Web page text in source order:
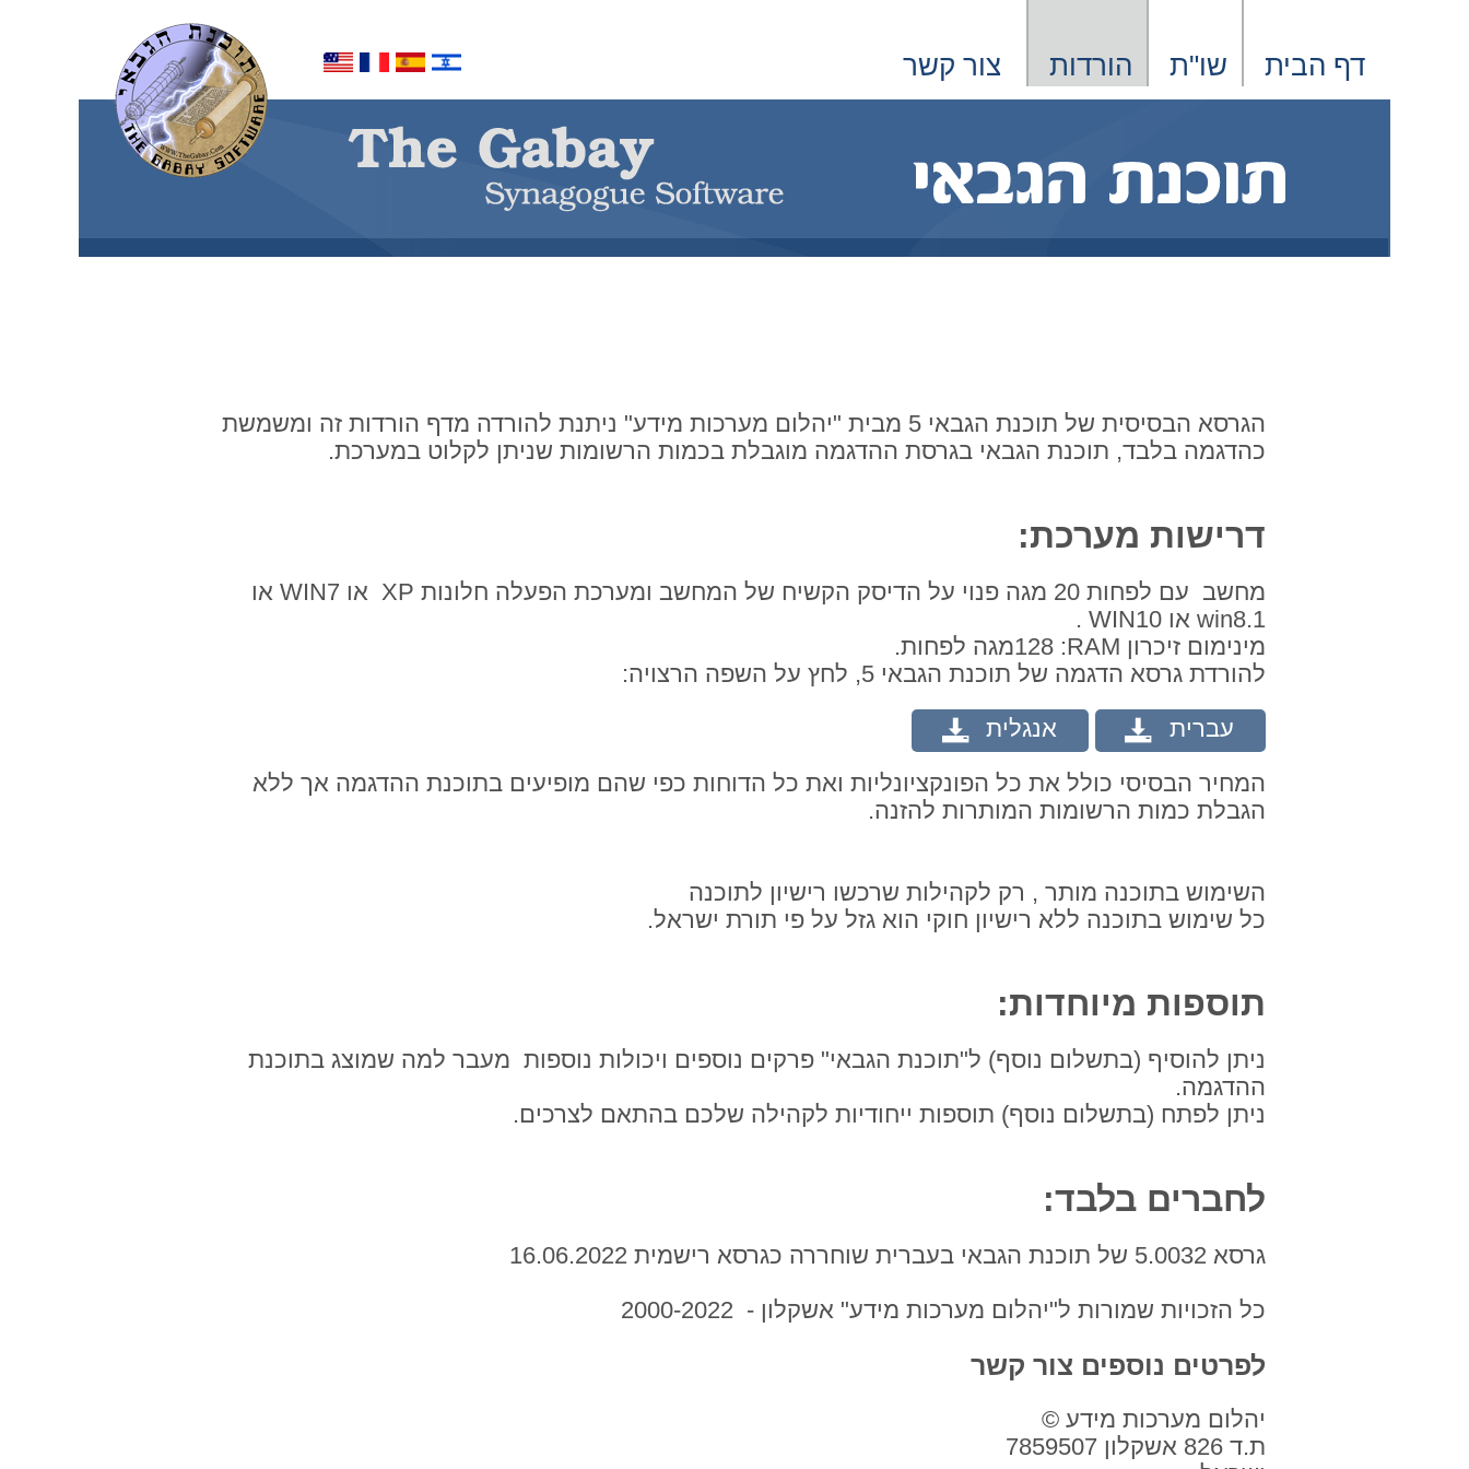
דף הבית שו"ת הורדות צור קשר
הגרסא הבסיסית של תוכנת הגבאי 5 מבית "יהלום מערכות מידע" ניתנת להורדה מדף הורדות זה ומשמשת
כהדגמה בלבד, תוכנת הגבאי בגרסת ההדגמה מוגבלת בכמות הרשומות שניתן לקלוט במערכת.
דרישות מערכת:
מחשב עם לפחות 20 מגה פנוי על הדיסק הקשיח של המחשב ומערכת הפעלה חלונות XP או WIN7 או
win8.1 או WIN10 ‏.
מינימום זיכרון RAM‏: 128מגה לפחות.
להורדת גרסא הדגמה של תוכנת הגבאי 5, לחץ על השפה הרצויה:
עברית אנגלית
המחיר הבסיסי כולל את כל הפונקציונליות ואת כל הדוחות כפי שהם מופיעים בתוכנת ההדגמה אך ללא
הגבלת כמות הרשומות המותרות להזנה.
השימוש בתוכנה מותר , רק לקהילות שרכשו רישיון לתוכנה
כל שימוש בתוכנה ללא רישיון חוקי הוא גזל על פי תורת ישראל.
תוספות מיוחדות:
ניתן להוסיף (בתשלום נוסף) ל"תוכנת הגבאי" פרקים נוספים ויכולות נוספות מעבר למה שמוצג בתוכנת
ההדגמה.
ניתן לפתח (בתשלום נוסף) תוספות ייחודיות לקהילה שלכם בהתאם לצרכים.
לחברים בלבד:
גרסא 5.0032 של תוכנת הגבאי בעברית שוחררה כגרסא רישמית 16.06.2022
כל הזכויות שמורות ל"יהלום מערכות מידע" אשקלון - 2000-2022
לפרטים נוספים צור קשר
יהלום מערכות מידע ©
ת.ד 826 אשקלון 7859507